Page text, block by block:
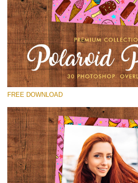
Lütfen seçin
Free Polaroid Overlay #16
Small 800*1027px
Polaroid Photos
(30 Overlays)
Light Sparkling
(740 Overlays)
Large 6000*4000px
Entire Collection
FREE DOWNLOAD